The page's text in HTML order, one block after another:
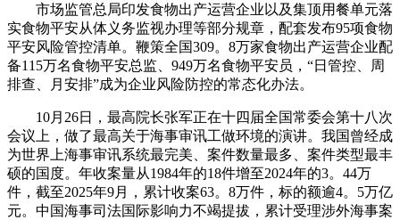
市场监管总局印发食物出产运营企业以及集顶用餐单元落
实食物平安从体义务监视办理等部分规章，配套发布95项食物
平安风险管控清单。鞭策全国309。8万家食物出产运营企业配
备115万名食物平安总监、949万名食物平安员，“日管控、周
排查、月安排”成为企业风险防控的常态化办法。
10月26日，最高院长张军正在十四届全国常委会第十八次
会议上，做了最高关于海事审讯工做环境的演讲。我国曾经成
为世界上海事审讯系统最完美、案件数量最多、案件类型最丰
硕的国度。年收案量从1984年的18件增至2024年的3。44万
件，截至2025年9月，累计收案63。8万件，标的额逾4。5万亿
元。中国海事司法国际影响力不竭提拔，累计受理涉外海事案